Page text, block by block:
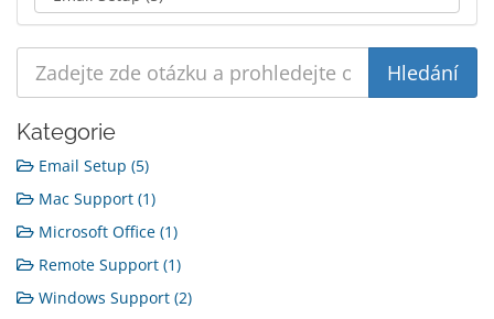
Kategorie
Email Setup (5)
Mac Support (1)
Microsoft Office (1)
Remote Support (1)
Windows Support (2)